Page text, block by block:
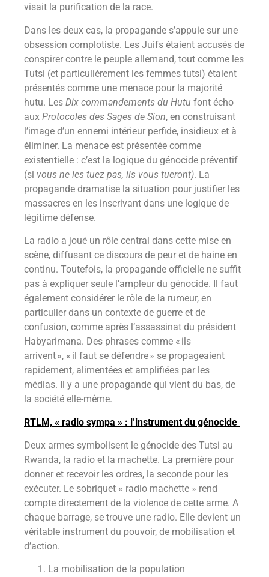
visait la purification de la race.
Dans les deux cas, la propagande s’appuie sur une
obsession complotiste. Les Juifs étaient accusés de
conspirer contre le peuple allemand, tout comme les
Tutsi (et particulièrement les femmes tutsi) étaient
présentés comme une menace pour la majorité
hutu. Les Dix commandements du Hutu font écho
aux Protocoles des Sages de Sion, en construisant
l’image d’un ennemi intérieur perfide, insidieux et à
éliminer. La menace est présentée comme
existentielle : c’est la logique du génocide préventif
(si vous ne les tuez pas, ils vous tueront). La
propagande dramatise la situation pour justifier les
massacres en les inscrivant dans une logique de
légitime défense.
La radio a joué un rôle central dans cette mise en
scène, diffusant ce discours de peur et de haine en
continu. Toutefois, la propagande officielle ne suffit
pas à expliquer seule l’ampleur du génocide. Il faut
également considérer le rôle de la rumeur, en
particulier dans un contexte de guerre et de
confusion, comme après l’assassinat du président
Habyarimana. Des phrases comme « ils
arrivent », « il faut se défendre » se propageaient
rapidement, alimentées et amplifiées par les
médias. Il y a une propagande qui vient du bas, de
la société elle-même.
RTLM, « radio sympa » : l’instrument du génocide
Deux armes symbolisent le génocide des Tutsi au
Rwanda, la radio et la machette. La première pour
donner et recevoir les ordres, la seconde pour les
exécuter. Le sobriquet « radio machette » rend
compte directement de la violence de cette arme. A
chaque barrage, se trouve une radio. Elle devient un
véritable instrument du pouvoir, de mobilisation et
d’action.
La mobilisation de la population